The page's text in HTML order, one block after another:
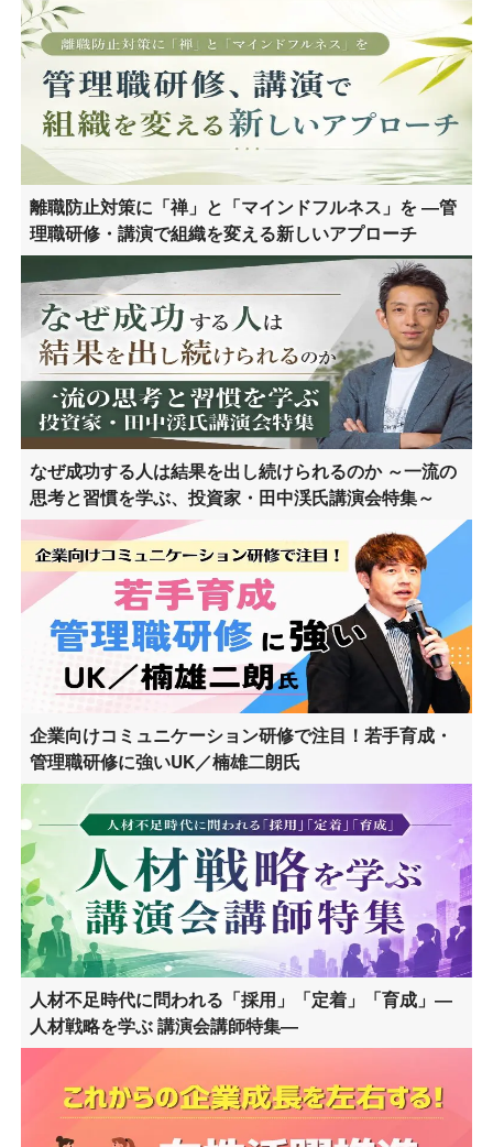
離職防止対策に「禅」と「マインドフルネス」を ―管
理職研修・講演で組織を変える新しいアプローチ
なぜ成功する人は結果を出し続けられるのか ～一流の
思考と習慣を学ぶ、投資家・田中渓氏講演会特集～
企業向けコミュニケーション研修で注目！若手育成・
管理職研修に強いUK／楠雄二朗氏
人材不足時代に問われる「採用」「定着」「育成」―
人材戦略を学ぶ 講演会講師特集―